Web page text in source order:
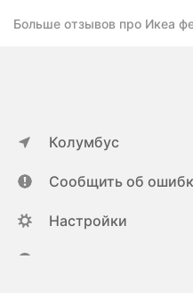
Больше отзывов про Икеа
Колумбус
Сообщить об
Настройки